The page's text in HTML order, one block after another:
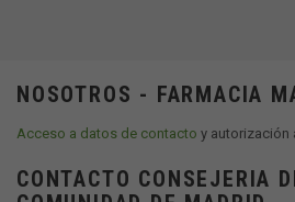
NOSOTROS - FARMACIA
Acceso a datos de contacto y autorización
CONTACTO CONSEJERIA